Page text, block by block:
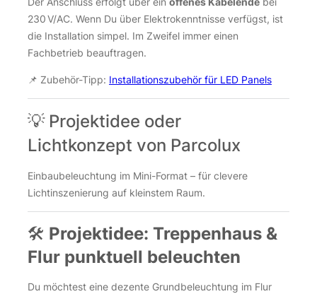
230 V/AC. Wenn Du über Elektrokenntnisse verfügst, ist
die Installation simpel. Im Zweifel immer einen
Fachbetrieb beauftragen.
📌 Zubehör-Tipp: Installationszubehör für LED Panels
💡 Projektidee oder
Lichtkonzept von Parcolux
Einbaubeleuchtung im Mini-Format – für clevere
Lichtinszenierung auf kleinstem Raum.
🛠 Projektidee: Treppenhaus &
Flur punktuell beleuchten
Du möchtest eine dezente Grundbeleuchtung im Flur